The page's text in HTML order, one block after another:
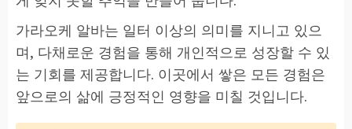
가라오케 알바는 일터 이상의 의미를 지니고 있으
며, 다채로운 경험을 통해 개인적으로 성장할 수 있
는 기회를 제공합니다. 이곳에서 쌓은 모든 경험은
앞으로의 삶에 긍정적인 영향을 미칠 것입니다.